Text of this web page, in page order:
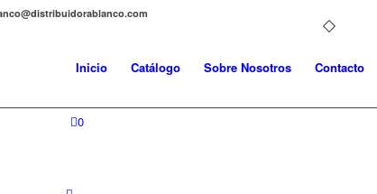
Inicio Catálogo Sobre Nosotros Contacto
0